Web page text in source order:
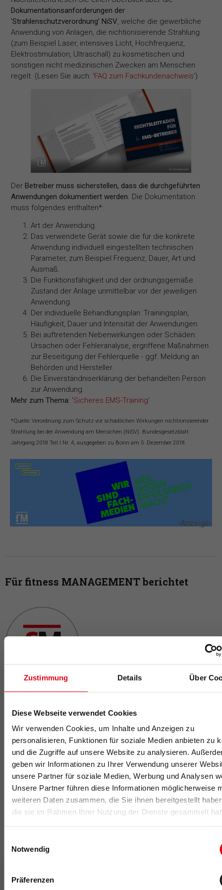
Zustimmung Details Über
Diese Webseite verwendet Cookies
Wir verwenden Cookies, um Inhalte und Anzeigen zu
personalisieren, Funktionen für soziale Medien anbieten zu
und die Zugriffe auf unsere Website zu analysieren.
geben wir Informationen zu Ihrer Verwendung unserer
unsere Partner für soziale Medien, Werbung und Analysen
Unsere Partner führen diese Informationen möglicherweise
weiteren Daten zusammen, die Sie ihnen bereitgestellt
die sie im Rahmen Ihrer Nutzung der Dienste gesammelt
Notwendig
Präferenzen
Dokumentationsanforderungen der
'Strahlenschutzverordnung' NiSV, welche die gewerbliche
Anwendung von Anlagen, die nichtionisierende Strahlung
(zum Beispiel Laser, intensives Licht, Hochfrequenz,
Elektrostimulation, Ultraschall) zu kosmetischen und
sonstigen nicht medizinischen Zwecken am Menschen
regelt. (Lesen Sie auch: 'FAQ zum Fachkundenachweis')
DerBetreiber muss sicherstellen, dass die durchgeführten
Anwendungen dokumentiert werden. Die Dokumentation
muss folgendes enthalten*:
Art der Anwendung.
Das verwendete Gerät sowie die für die konkrete
Anwendung individuell eingestellten technischen
Parameter, zum Beispiel Frequenz, Dauer, Art und
Ausmaß.
Die Funktionsfähigkeit und der ordnungsgemäße
Zustand der Anlage unmittelbar vor der jeweiligen
Anwendung.
Der individuelle Behandlungsplan: Trainingsplan,
Häufigkeit, Dauer und Intensität der Anwendungen.
Bei auftretenden Nebenwirkungen oder Schäden:
Ursachen oder Fehleranalyse, ergriffene Maßnahmen
zur Beseitigung der Fehlerquelle - ggf. Meldung an
Behörden und Hersteller.
Die Einverständniserklärung der behandelten Person
zur Anwendung.
Mehr zum Thema: 'Sicheres EMS-Training'
*Quelle: Verordnung zum Schutz vor schädlichen Wirkungen nichtionsierender
Strahlung bei der Anwendung am Menschen (NiSV). Bundesgesetzblatt
Jahrgang 2018 Teil I Nr. 4, ausgegeben zu Bonn am 5. Dezember 2018.
-Anzeige-
Für fitness MANAGEMENT berichtet
Die fM Redaktion
Fitness- und Gesundheitsbranche. Mit Fachwissen,
Marktanalysen und aktuellen Trends versorgt sie ihre
Leserschaft über Print- und Online-Kanäle mit relevanten
Branchen-News.
Die fM Redaktion kannst du hier kontaktieren.